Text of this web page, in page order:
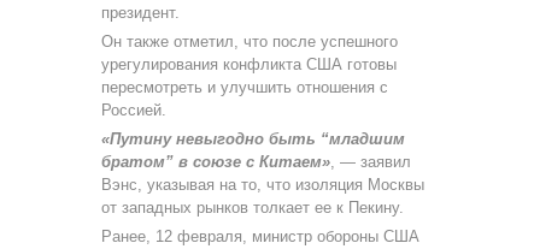
президент.
Он также отметил, что после успешного
урегулирования конфликта США готовы
пересмотреть и улучшить отношения с
Россией.
«Путину невыгодно быть “младшим
братом” в союзе с Китаем», — заявил
Вэнс, указывая на то, что изоляция Москвы
от западных рынков толкает ее к Пекину.
Ранее, 12 февраля, министр обороны США